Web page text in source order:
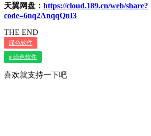
天翼网盘： https://cloud.189.cn/web/share?
code=6nq2AnqqQnI3
THE END
绿色软件
# 绿色软件
喜欢就支持一下吧